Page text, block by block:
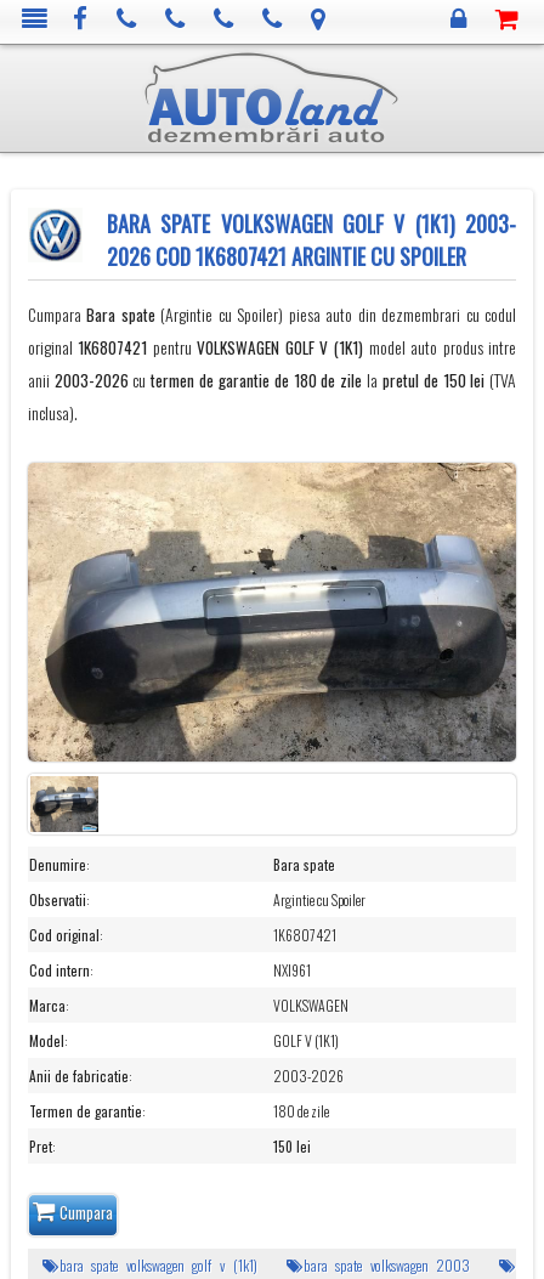
BARA SPATE VOLKSWAGEN GOLF V (1K1) 2003-
2026 COD 1K6807421 ARGINTIE CU SPOILER
CumparaBara spate (Argintie cu Spoiler) piesa auto din dezmembrari cu codul
original1K6807421 pentruVOLKSWAGEN GOLF V (1K1) model auto produs intre
anii 2003-2026 cutermen de garantie de 180 de zile la pretul de 150 lei (TVA
inclusa).
Denumire:
Bara spate
Observatii:
Argintie cu Spoiler
Cod original:
1K6807421
Cod intern:
NXI961
Marca:
VOLKSWAGEN
Model:
GOLF V (1K1)
Anii de fabricatie:
2003-2026
Termen de garantie:
180 de zile
Pret: 150 lei
Cumpara
bara spate volkswagen golf v (1k1)
bara spate volkswagen 2003